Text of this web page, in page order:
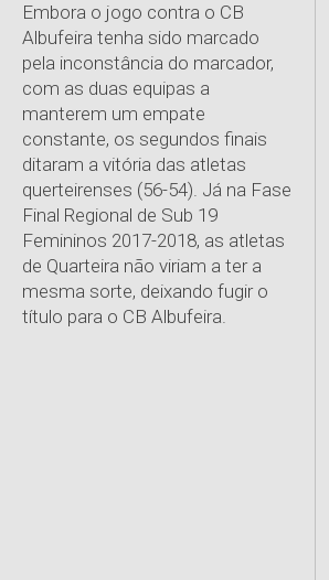
Embora o jogo contra o CB
Albufeira tenha sido marcado
pela inconstância do marcador,
com as duas equipas a
manterem um empate
constante, os segundos finais
ditaram a vitória das atletas
querteirenses (56-54). Já na Fase
Final Regional de Sub 19
Femininos 2017-2018, as atletas
de Quarteira não viriam a ter a
mesma sorte, deixando fugir o
título para o CB Albufeira.